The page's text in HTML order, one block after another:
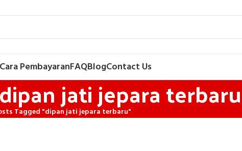
Cara PembayaranFAQBlogContact Us
jati jepara terbaru
Tagged "dipan jati jepara terbaru"